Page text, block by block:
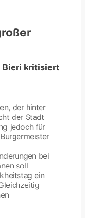
Bieri kritisiert
der hinter
der Stadt
jedoch für
bei
soll
ein